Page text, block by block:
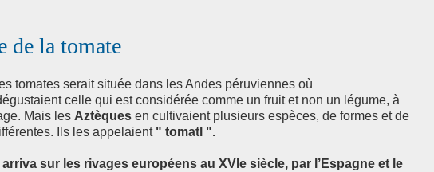
de la tomate
tomates serait située dans les Andes péruviennes où
celle qui est considérée comme un fruit et non un légume, à
Mais les Aztèques en cultivaient plusieurs espèces, de formes et de
Ils les appelaient " tomatl ".
arriva sur les rivages européens au XVIe siècle, par l’Espagne et le